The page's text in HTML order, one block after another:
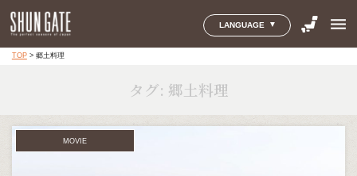
LANGUAGE menu
TOP> 郷土料理
タグ: 郷土料理
MOVIE